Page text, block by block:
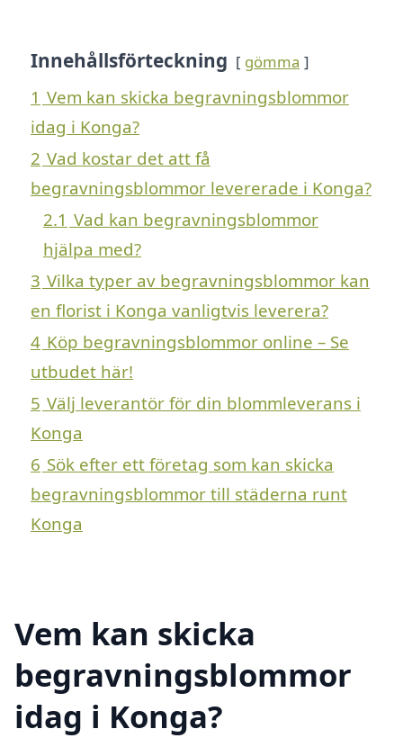
Innehållsförteckning gömma
1 Vem kan skicka begravningsblommor
idag i Konga?
2 Vad kostar det att få
begravningsblommor levererade i Konga?
2.1 Vad kan begravningsblommor
hjälpa med?
3 Vilka typer av begravningsblommor kan
en florist i Konga vanligtvis leverera?
4 Köp begravningsblommor online – Se
utbudet här!
5 Välj leverantör för din blommleverans i
Konga
6 Sök efter ett företag som kan skicka
begravningsblommor till städerna runt
Konga
Vem kan skicka
begravningsblommor
idag i Konga?